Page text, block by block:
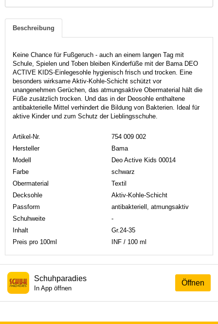
Beschreibung
Keine Chance für Fußgeruch - auch an einem langen Tag mit
Schule, Spielen und Toben bleiben Kinderfüße mit der Bama DEO
ACTIVE KIDS-Einlegesohle hygienisch frisch und trocken. Eine
besonders wirksame Aktiv-Kohle-Schicht schützt vor
unangenehmen Gerüchen, das atmungsaktive Obermaterial hält die
Füße zusätzlich trocken. Und das in der Deosohle enthaltene
antibakterielle Mittel verhindert die Bildung von Bakterien. Ideal für
aktive Kinder und zum Schutz der Lieblingsschuhe.
Artikel-Nr.
754 009 002
Hersteller
Bama
Modell
Deo Active Kids 00014
Farbe
schwarz
Obermaterial
Textil
Decksohle
Aktiv-Kohle-Schicht
Passform
antibakteriell, atmungsaktiv
Schuhweite
-
Inhalt
Gr.24-35
Preis pro 100ml
INF / 100 ml
Öffnen
Schuhparadies
In App öffnen